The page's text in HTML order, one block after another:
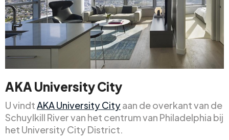
AKA University City
U vindtAKA University Cityaan de overkant van de
Schuylkill River van het centrum van Philadelphia bij
het University City District.